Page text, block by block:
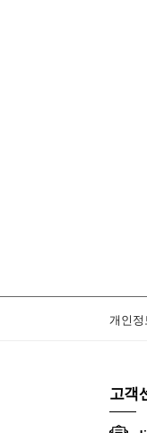
개인정
고객